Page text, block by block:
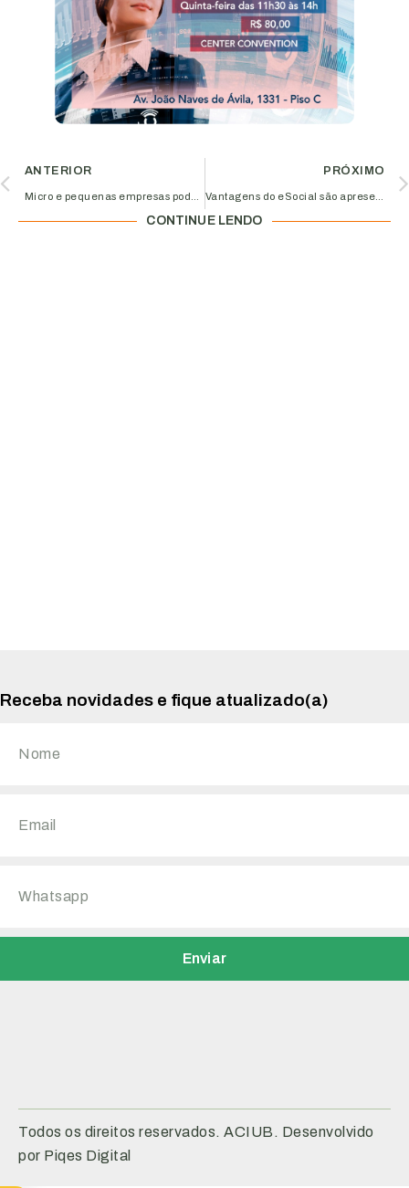
ANTERIOR PRÓXIMO
CONTINUE LENDO
Receba novidades e fique atualizado(a)
Enviar
Todos os direitos reservados. ACIUB. Desenvolvido
por Piqes Digital